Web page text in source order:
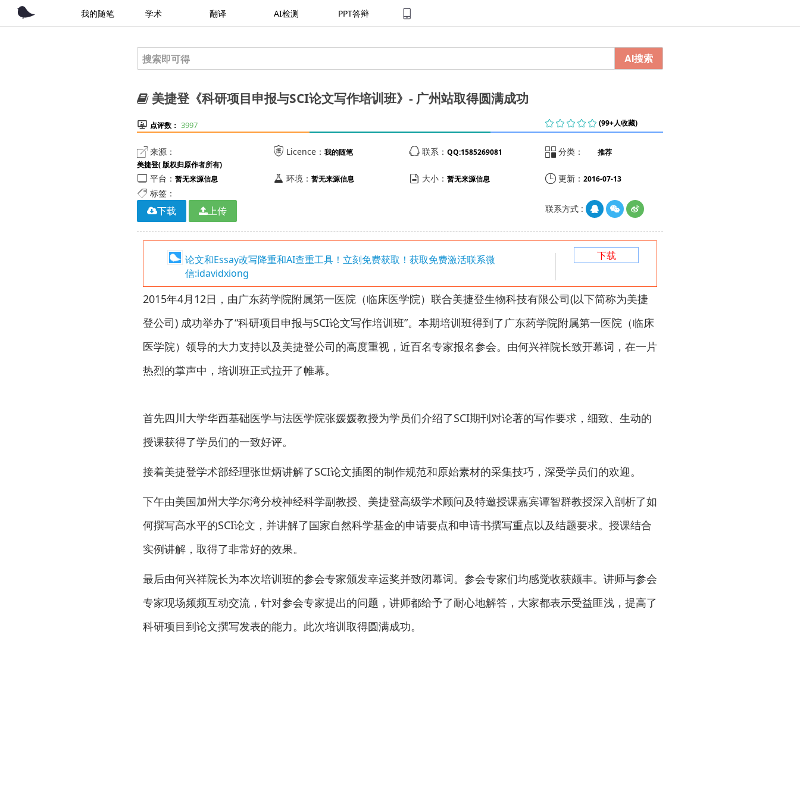
我的随笔 学术 翻译 AI检测 PPT答辩
AI搜索
美捷登《科研项目申报与SCI论文写作培训班》- 广州站取得圆满成功
 点评数： 3997      (99+人收藏)
 来源：
美捷登( 版权归原作者所有)
 Licence： 我的随笔  联系： QQ:1585269081 分类： 推荐
 平台： 暂无来源信息  环境： 暂无来源信息  大小： 暂无来源信息 更新： 2016-07-13
 标签：
下载 上传 联系方式 :
论文和Essay改写降重和AI查重工具！立刻免费获取！获取免费激活联系微
信:idavidxiong
下载
2015年4月12日，由广东药学院附属第一医院（临床医学院）联合美捷登生物科技有限公司(以下简称为美捷
登公司) 成功举办了“科研项目申报与SCI论文写作培训班”。本期培训班得到了广东药学院附属第一医院（临床
医学院）领导的大力支持以及美捷登公司的高度重视，近百名专家报名参会。由何兴祥院长致开幕词，在一片
热烈的掌声中，培训班正式拉开了帷幕。
首先四川大学华西基础医学与法医学院张媛媛教授为学员们介绍了SCI期刊对论著的写作要求，细致、生动的
授课获得了学员们的一致好评。
接着美捷登学术部经理张世炳讲解了SCI论文插图的制作规范和原始素材的采集技巧，深受学员们的欢迎。
下午由美国加州大学尔湾分校神经科学副教授、美捷登高级学术顾问及特邀授课嘉宾谭智群教授深入剖析了如
何撰写高水平的SCI论文，并讲解了国家自然科学基金的申请要点和申请书撰写重点以及结题要求。授课结合
实例讲解，取得了非常好的效果。
最后由何兴祥院长为本次培训班的参会专家颁发幸运奖并致闭幕词。参会专家们均感觉收获颇丰。讲师与参会
专家现场频频互动交流，针对参会专家提出的问题，讲师都给予了耐心地解答，大家都表示受益匪浅，提高了
科研项目到论文撰写发表的能力。此次培训取得圆满成功。